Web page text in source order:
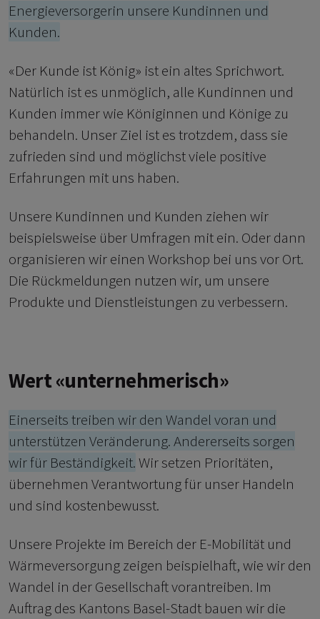
Energieversorgerin unsere Kundinnen und
Kunden.
«Der Kunde ist König» ist ein altes Sprichwort.
Natürlich ist es unmöglich, alle Kundinnen und
Kunden immer wie Königinnen und Könige zu
behandeln. Unser Ziel ist es trotzdem, dass sie
zufrieden sind und möglichst viele positive
Erfahrungen mit uns haben.
Unsere Kundinnen und Kunden ziehen wir
beispielsweise über Umfragen mit ein. Oder dann
organisieren wir einen Workshop bei uns vor Ort.
Die Rückmeldungen nutzen wir, um unsere
Produkte und Dienstleistungen zu verbessern.
Wert «unternehmerisch»
Einerseits treiben wir den Wandel voran und
unterstützen Veränderung. Andererseits sorgen
wir für Beständigkeit.Wir setzen Prioritäten,
übernehmen Verantwortung für unser Handeln
und sind kostenbewusst.
Unsere Projekte im Bereich der E-Mobilität und
Wärmeversorgung zeigen beispielhaft, wie wir den
Wandel in der Gesellschaft vorantreiben. Im
Auftrag des Kantons Basel-Stadt bauen wir die